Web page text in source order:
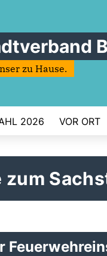
zu Hause.
2026 VOR ORT
zum